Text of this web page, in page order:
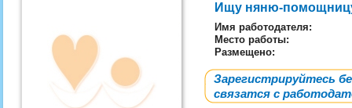
Ищу няню-
Имя работодателя:
Место работы:
Размещено:
Зарегистрируйтесь
связатся с